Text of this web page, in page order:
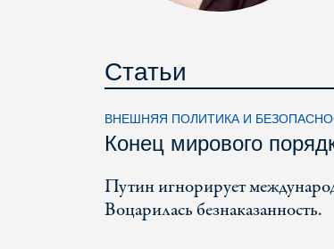
Статьи
ВНЕШНЯЯ ПОЛИТИКА И
Конец мирового
Путин игнорирует
Воцарилась безнаказанность.